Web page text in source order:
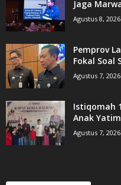
Jaga
Agustus 8, 2026
Pemprov
Fokal Soal
Agustus 7, 2026
Istiqomah
Anak
Agustus 7, 2026